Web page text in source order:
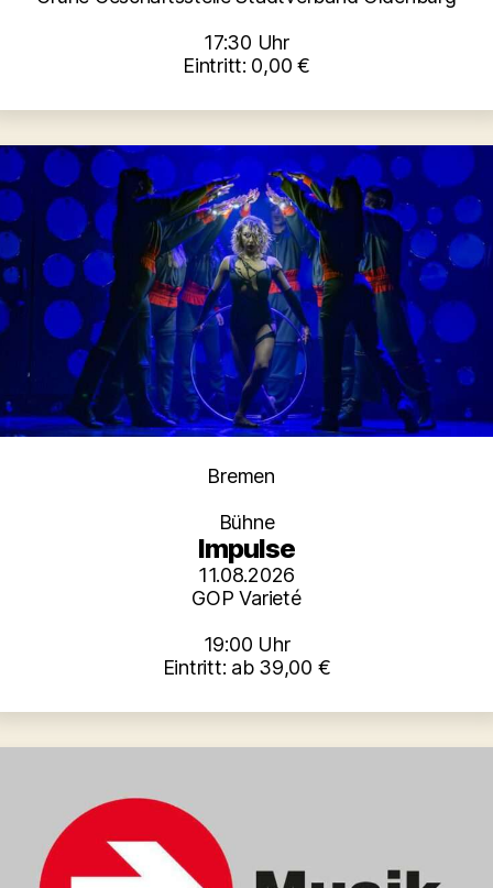
17:30 Uhr
Eintritt: 0,00 €
Kategorien
Bremen
Bühne
Impulse
11.08.2026
GOP Varieté
19:00 Uhr
Eintritt: ab 39,00 €